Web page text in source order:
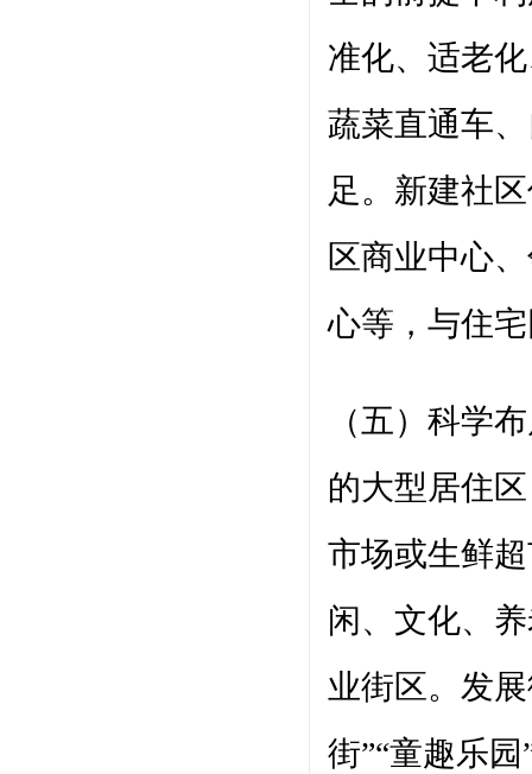
准化、适老
蔬菜直通车
足。新建社
区商业中心
心等，与住
（五）科学
的大型居住
市场或生鲜
闲、文化、
业街区。发
街”“童趣乐